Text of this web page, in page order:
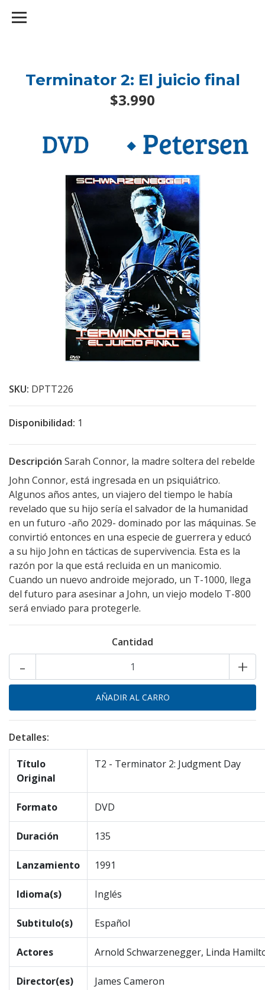
Terminator 2: El juicio final
$3.990
SKU: DPTT226
Disponibilidad: 1
Descripción Sarah Connor, la madre soltera del rebelde
John Connor, está ingresada en un psiquiátrico.
Algunos años antes, un viajero del tiempo le había
revelado que su hijo sería el salvador de la humanidad
en un futuro -año 2029- dominado por las máquinas. Se
convirtió entonces en una especie de guerrera y educó
a su hijo John en tácticas de supervivencia. Esta es la
razón por la que está recluida en un manicomio.
Cuando un nuevo androide mejorado, un T-1000, llega
del futuro para asesinar a John, un viejo modelo T-800
será enviado para protegerle.
Cantidad
+
-
Detalles:
Título
Original
T2 - Terminator 2: Judgment Day
Formato DVD
Duración 135
Lanzamiento 1991
Idioma(s) Inglés
Subtitulo(s) Español
Actores Arnold Schwarzenegger, Linda
Director(es) James Cameron